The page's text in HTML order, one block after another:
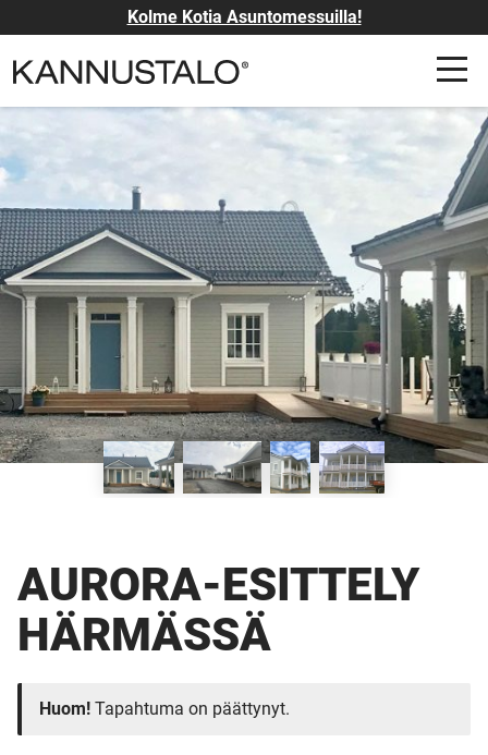
Kolme Kotia Asuntomessuilla!
AURORA-ESITTELY
HÄRMÄSSÄ
Huom! Tapahtuma on päättynyt.